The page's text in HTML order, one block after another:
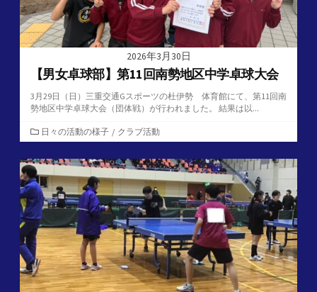
2026年3月30日
【男女卓球部】第11回南勢地区中学卓球大会
3月29日（日）三重交通Gスポーツの杜伊勢 体育館にて、第11回南
勢地区中学卓球大会（団体戦）が行われました。 結果は以...
カ
テ
ゴ
ー
日々の活動の様子 / クラブ活動